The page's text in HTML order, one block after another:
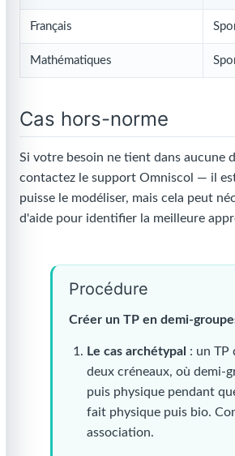
Français
Mathématiques
Cas hors-norme
Si votre besoin ne tient dans aucune
contactez le support Omniscol — il
puisse le modéliser, mais cela peut
d'aide pour identifier la meilleure
Procédure
Créer un TP en demi-
Le cas archétypal : un TP
deux créneaux, où demi-
puis physique pendant
fait physique puis bio.
association.